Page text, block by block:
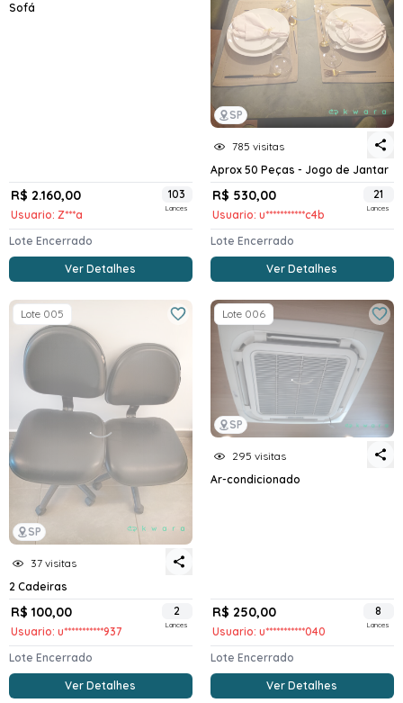
Sofá
R$ 2.160,00
Usuario: Z***a
103
Lances
Lote Encerrado
Ver Detalhes
SP
785 visitas
Aprox 50 Peças - Jogo de Jantar
R$ 530,00
Usuario: u***********c4b
21
Lances
Lote Encerrado
Ver Detalhes
SP
Lote 005
37 visitas
2 Cadeiras
R$ 100,00
Usuario: u***********937
2
Lances
Lote Encerrado
Ver Detalhes
SP
Lote 006
295 visitas
Ar-condicionado
R$ 250,00
Usuario: u***********040
8
Lances
Lote Encerrado
Ver Detalhes